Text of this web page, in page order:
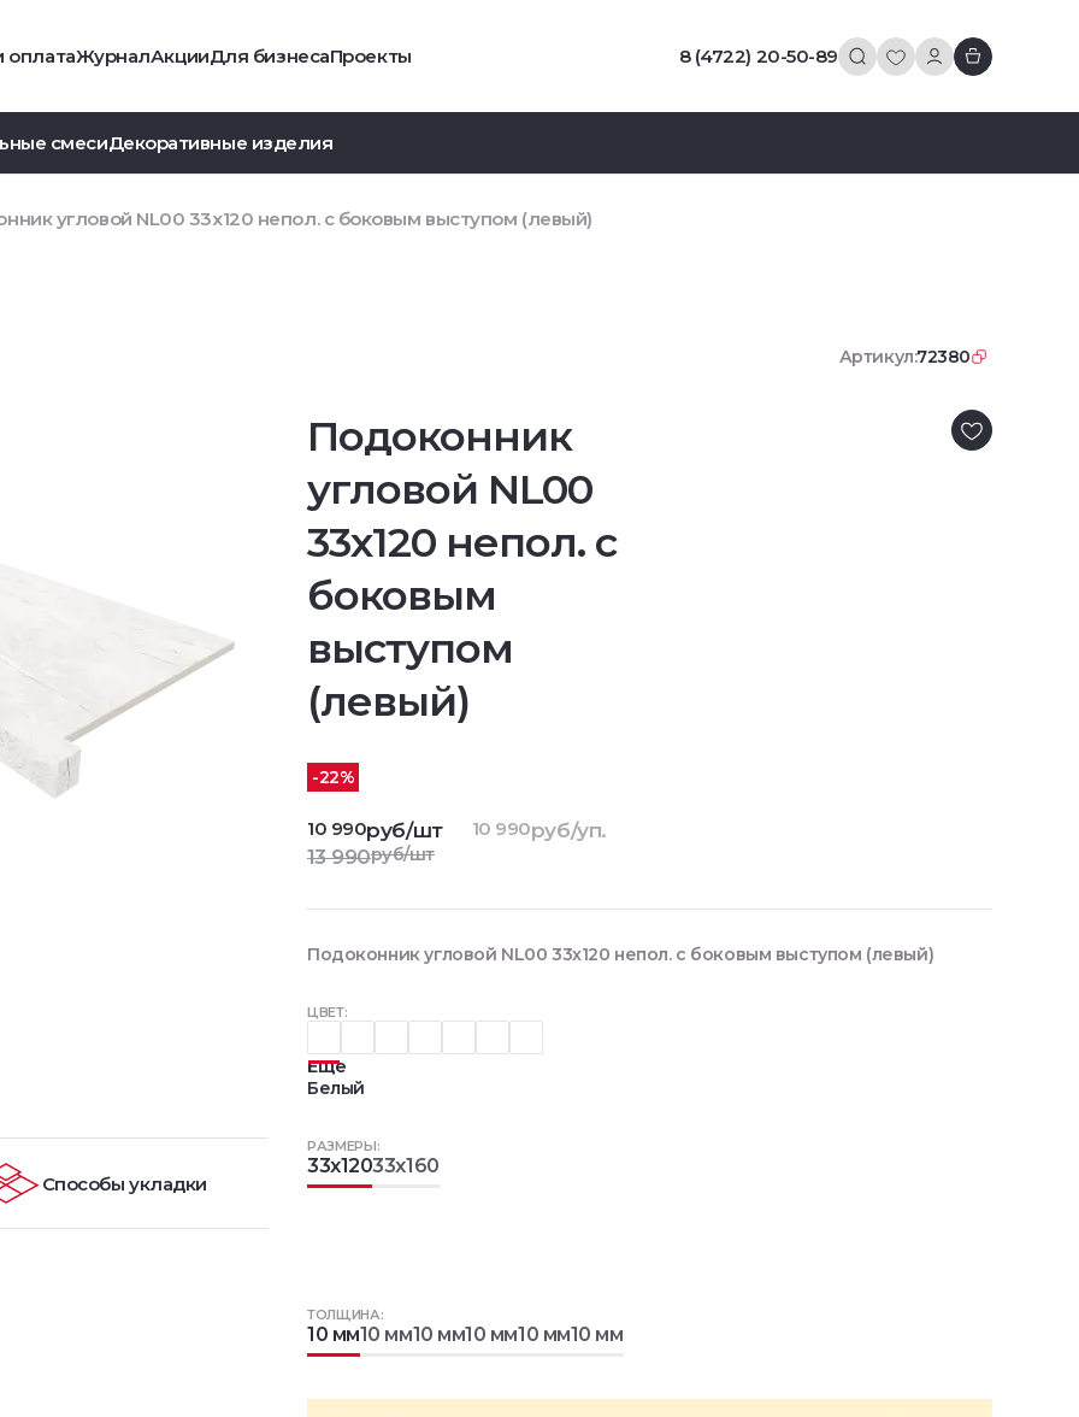
оплатаЖурналАкцииДля бизнесаПроекты 8 (4722) 20-50-89
смесиДекоративные изделия
угловой NL00 33х120 непол. с боковым выступом (левый)
Артикул:72380
Подоконник
угловой NL00
33х120 непол. с
боковым
выступом
(левый)
ЦВЕТ:
Еще
Белый
РАЗМЕРЫ:
33x12033x160
ТОЛЩИНА:
10 мм10 мм10 мм10 мм10 мм10 мм
-22%
10 990руб/шт
13 990руб/шт
10 990руб/уп.
Подоконник угловой NL00 33х120 непол. с боковым выступом (левый)
Способы укладки